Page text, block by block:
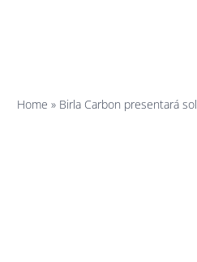
Home » Birla Carbon presentará